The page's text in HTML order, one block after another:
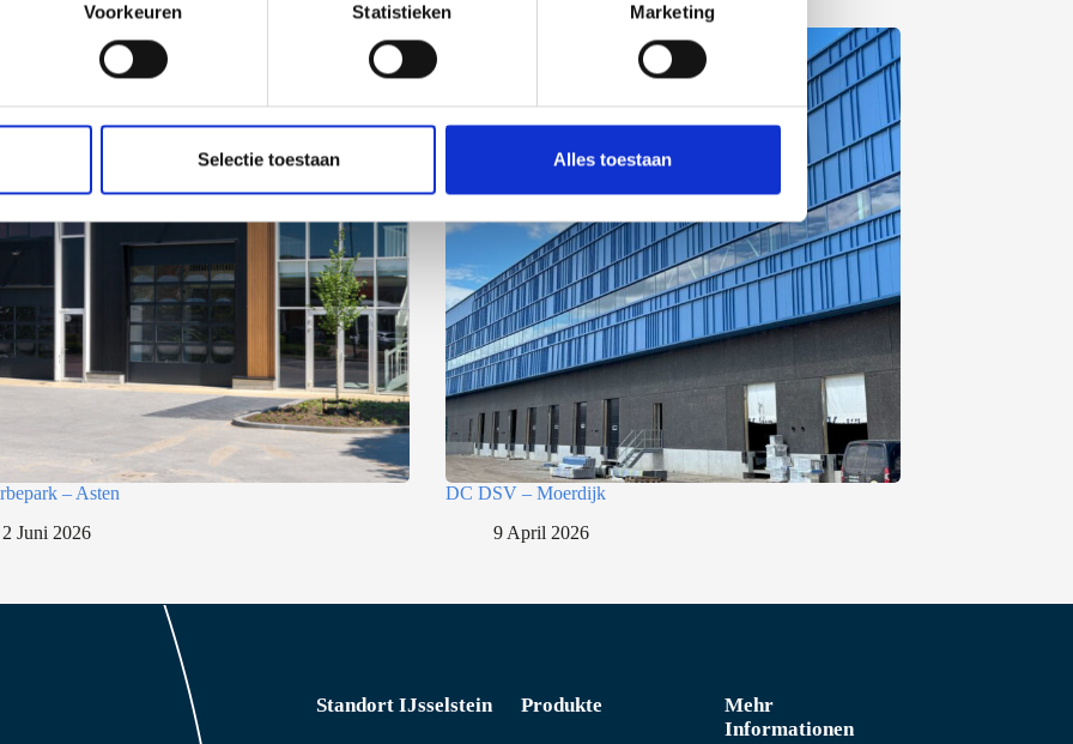
Voorkeuren Statistieken Marketing
Selectie toestaan Alles toestaan
– Asten
2 Juni 2026
DC DSV – Moerdijk
9 April 2026
Standort IJsselstein Produkte
Mehr
Informationen